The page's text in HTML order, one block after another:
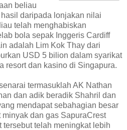
beliau
daripada lonjakan nilai
telah menghabiskan
bola sepak Inggeris Cardiff
adalah Lim Kok Thay dari
USD 5 bilion dalam syarikat
resort dan kasino di Singapura.
termasuklah AK Nathan
dan adik beradik Shahril dan
mendapat sebahagian besar
dan gas SapuraCrest
tersebut telah meningkat lebih